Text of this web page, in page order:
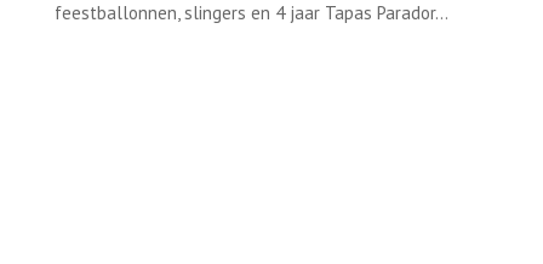
feestballonnen, slingers en 4 jaar Tapas Parador…